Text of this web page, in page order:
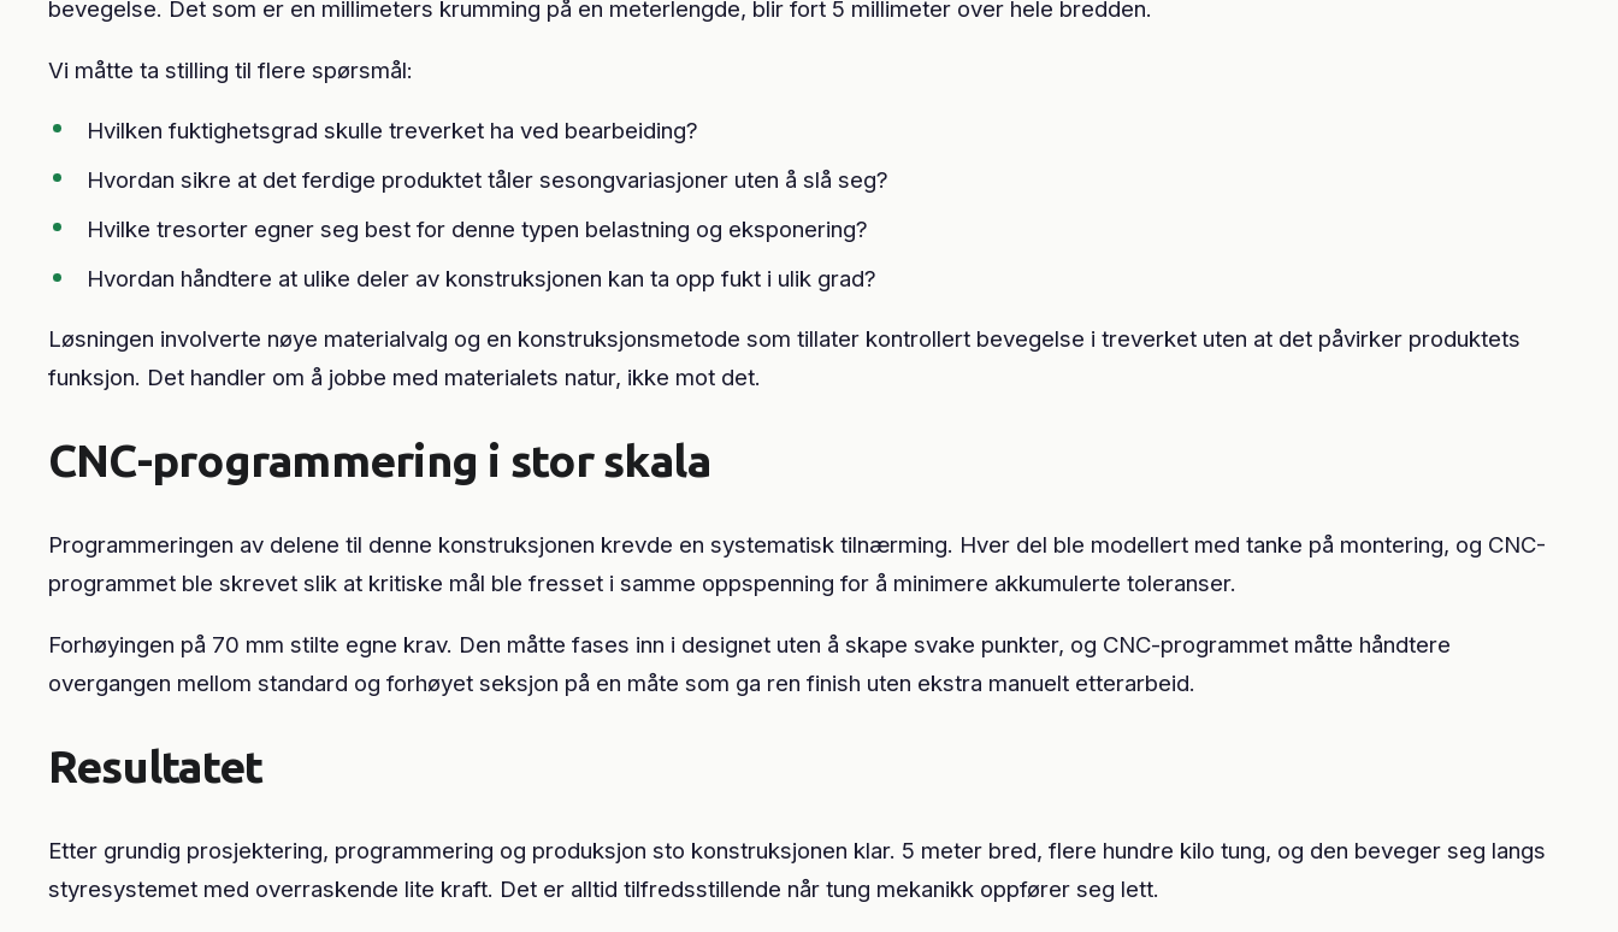
bevegelse. Det som er en millimeters krumming på en meterlengde, blir fort 5 millimeter over hele bredden.
Vi måtte ta stilling til flere spørsmål:
Hvilken fuktighetsgrad skulle treverket ha ved bearbeiding?
Hvordan sikre at det ferdige produktet tåler sesongvariasjoner uten å slå seg?
Hvilke tresorter egner seg best for denne typen belastning og eksponering?
Hvordan håndtere at ulike deler av konstruksjonen kan ta opp fukt i ulik grad?
Løsningen involverte nøye materialvalg og en konstruksjonsmetode som tillater kontrollert bevegelse i treverket uten at det påvirker produktets
funksjon. Det handler om å jobbe med materialets natur, ikke mot det.
CNC-programmering i stor skala
Programmeringen av delene til denne konstruksjonen krevde en systematisk tilnærming. Hver del ble modellert med tanke på montering, og CNC-
programmet ble skrevet slik at kritiske mål ble fresset i samme oppspenning for å minimere akkumulerte toleranser.
Forhøyingen på 70 mm stilte egne krav. Den måtte fases inn i designet uten å skape svake punkter, og CNC-programmet måtte håndtere
overgangen mellom standard og forhøyet seksjon på en måte som ga ren finish uten ekstra manuelt etterarbeid.
Resultatet
Etter grundig prosjektering, programmering og produksjon sto konstruksjonen klar. 5 meter bred, flere hundre kilo tung, og den beveger seg langs
styresystemet med overraskende lite kraft. Det er alltid tilfredsstillende når tung mekanikk oppfører seg lett.